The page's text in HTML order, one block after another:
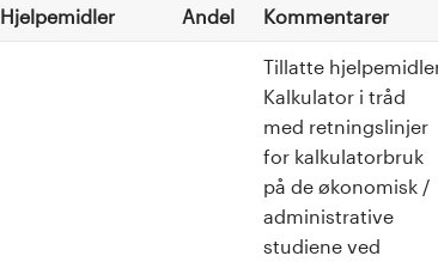
Hjelpemidler Andel Kommentarer
Tillatte
Kalkulator i tråd
med retningslinjer
for kalkulatorbruk
på de økonomisk /
administrative
studiene ved